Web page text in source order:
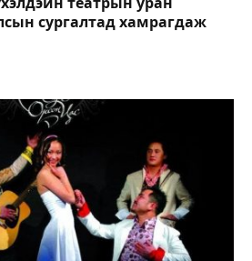
сургалтад хамрагдаж